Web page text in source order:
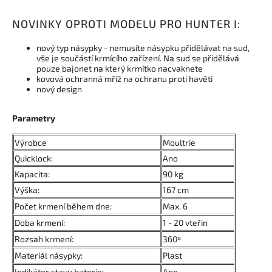
NOVINKY OPROTI MODELU PRO HUNTER I:
nový typ násypky - nemusíte násypku přidělávat na sud,
vše je součástí krmícího zařízení. Na sud se přidělává
pouze bajonet na který krmítko nacvaknete
kovová ochranná mříž na ochranu proti havěti
nový design
Parametry
Výrobce
Moultrie
Quicklock:
Ano
Kapacita:
90 kg
Výška:
167 cm
Počet krmení během dne:
Max. 6
Doba krmení:
1 - 20 vteřin
Rozsah krmení:
360º
Materiál násypky:
Plast